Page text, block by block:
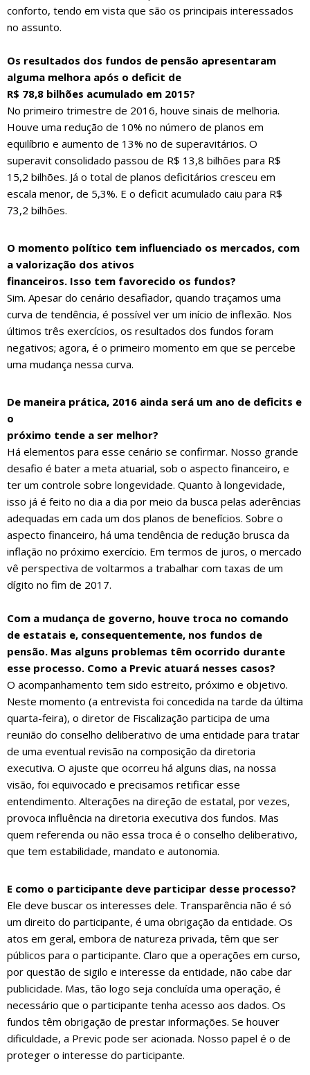
conforto, tendo em vista que são os principais interessados
no assunto.
Os resultados dos fundos de pensão apresentaram
alguma melhora após o deficit de
R$ 78,8 bilhões acumulado em 2015?
No primeiro trimestre de 2016, houve sinais de melhoria.
Houve uma redução de 10% no número de planos em
equilíbrio e aumento de 13% no de superavitários. O
superavit consolidado passou de R$ 13,8 bilhões para R$
15,2 bilhões. Já o total de planos deficitários cresceu em
escala menor, de 5,3%. E o deficit acumulado caiu para R$
73,2 bilhões.
O momento político tem influenciado os mercados, com
a valorização dos ativos
financeiros. Isso tem favorecido os fundos?
Sim. Apesar do cenário desafiador, quando traçamos uma
curva de tendência, é possível ver um início de inflexão. Nos
últimos três exercícios, os resultados dos fundos foram
negativos; agora, é o primeiro momento em que se percebe
uma mudança nessa curva.
De maneira prática, 2016 ainda será um ano de deficits e
o
próximo tende a ser melhor?
Há elementos para esse cenário se confirmar. Nosso grande
desafio é bater a meta atuarial, sob o aspecto financeiro, e
ter um controle sobre longevidade. Quanto à longevidade,
isso já é feito no dia a dia por meio da busca pelas aderências
adequadas em cada um dos planos de benefícios. Sobre o
aspecto financeiro, há uma tendência de redução brusca da
inflação no próximo exercício. Em termos de juros, o mercado
vê perspectiva de voltarmos a trabalhar com taxas de um
dígito no fim de 2017.
Com a mudança de governo, houve troca no comando
de estatais e, consequentemente, nos fundos de
pensão. Mas alguns problemas têm ocorrido durante
esse processo. Como a Previc atuará nesses casos?
O acompanhamento tem sido estreito, próximo e objetivo.
Neste momento (a entrevista foi concedida na tarde da última
quarta-feira), o diretor de Fiscalização participa de uma
reunião do conselho deliberativo de uma entidade para tratar
de uma eventual revisão na composição da diretoria
executiva. O ajuste que ocorreu há alguns dias, na nossa
visão, foi equivocado e precisamos retificar esse
entendimento. Alterações na direção de estatal, por vezes,
provoca influência na diretoria executiva dos fundos. Mas
quem referenda ou não essa troca é o conselho deliberativo,
que tem estabilidade, mandato e autonomia.
E como o participante deve participar desse processo?
Ele deve buscar os interesses dele. Transparência não é só
um direito do participante, é uma obrigação da entidade. Os
atos em geral, embora de natureza privada, têm que ser
públicos para o participante. Claro que a operações em curso,
por questão de sigilo e interesse da entidade, não cabe dar
publicidade. Mas, tão logo seja concluída uma operação, é
necessário que o participante tenha acesso aos dados. Os
fundos têm obrigação de prestar informações. Se houver
dificuldade, a Previc pode ser acionada. Nosso papel é o de
proteger o interesse do participante.